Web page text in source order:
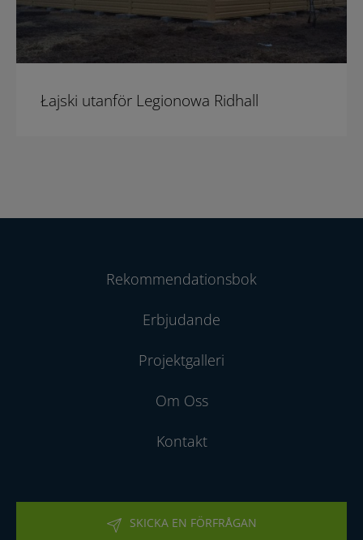
Łajski utanför Legionowa Ridhall
Rekommendationsbok
Erbjudande
Projektgalleri
Om Oss
Kontakt
SKICKA EN FÖRFRÅGAN